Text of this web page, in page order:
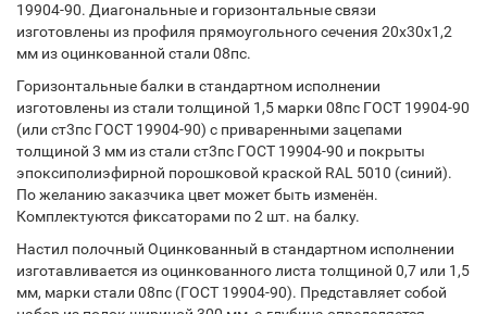
19904-90. Диагональные и горизонтальные связи
изготовлены из профиля прямоугольного сечения 20х30х1,2
мм из оцинкованной стали 08пс.
Горизонтальные балки в стандартном исполнении
изготовлены из стали толщиной 1,5 марки 08пс ГОСТ 19904-90
(или ст3пс ГОСТ 19904-90) с приваренными зацепами
толщиной 3 мм из стали ст3пс ГОСТ 19904-90 и покрыты
эпоксиполиэфирной порошковой краской RAL 5010 (синий).
По желанию заказчика цвет может быть изменён.
Комплектуются фиксаторами по 2 шт. на балку.
Настил полочный Оцинкованный в стандартном исполнении
изготавливается из оцинкованного листа толщиной 0,7 или 1,5
мм, марки стали 08пс (ГОСТ 19904-90). Представляет собой